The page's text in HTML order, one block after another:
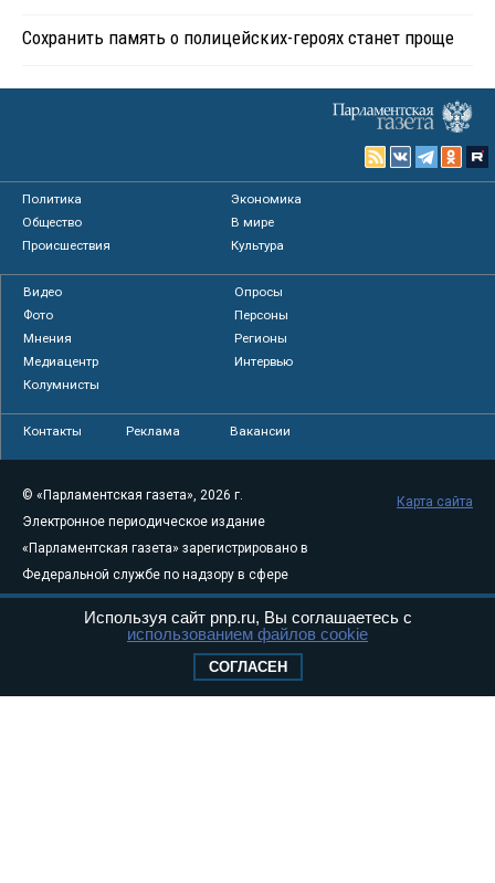
Сохранить память о полицейских-героях станет проще
Политика
Экономика
Общество
В мире
Происшествия
Культура
Видео
Опросы
Фото
Персоны
Мнения
Регионы
Медиацентр
Интервью
Колумнисты
Контакты Реклама Вакансии
© «Парламентская газета», 2026 г.
Электронное периодическое издание
«Парламентская газета» зарегистрировано в
Федеральной службе по надзору в сфере
связи, информационных технологий и
массовых коммуникаций (Роскомнадзор) 05
Свидетельство о регистрации Эл № ФС77-
Карта сайта
Используя сайт pnp.ru, Вы соглашаетесь с
использованием файлов cookie
СОГЛАСЕН